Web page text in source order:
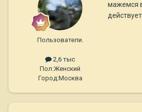
Пользователи.
2,6 тыс
Пол:Женский
Город:Москва
мажемся